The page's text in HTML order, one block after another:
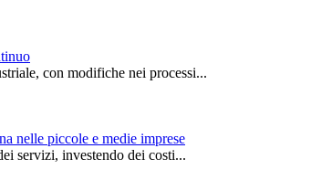
con modifiche nei processi...
nelle piccole e medie imprese
servizi, investendo dei costi...